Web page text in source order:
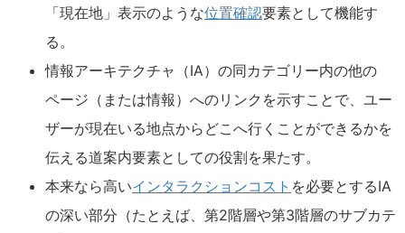
「現在地」表示のような位置確認要素として機能す
る。
情報アーキテクチャ（IA）の同カテゴリー内の他の
ページ（または情報）へのリンクを示すことで、ユー
ザーが現在いる地点からどこへ行くことができるかを
伝える道案内要素としての役割を果たす。
本来なら高いインタラクションコスト を必要とするIA
の深い部分（たとえば、第2階層や第3階層のサブカテ